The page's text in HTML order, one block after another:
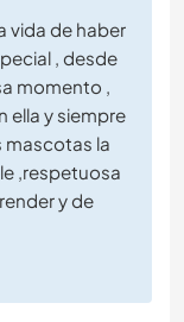
vida de haber
, desde
momento ,
ella y siempre
mascotas la
,respetuosa
y de